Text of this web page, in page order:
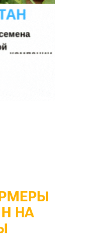
НА